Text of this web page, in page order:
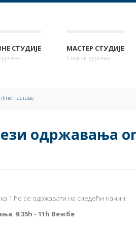
СТУДИЈЕ МАСТЕР СТУДИЈЕ
Списак курсева
наставе
одржавања
1 ће се одржавати на следећи начин:
, 9:35h - 11h Вежбе